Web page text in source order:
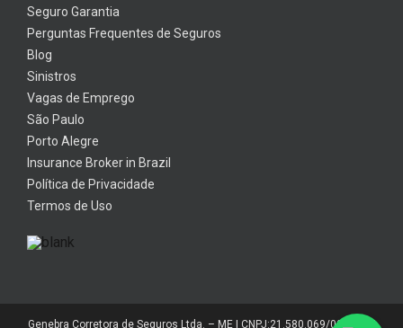
Seguro Garantia
Perguntas Frequentes de Seguros
Blog
Sinistros
Vagas de Emprego
São Paulo
Porto Alegre
Insurance Broker in Brazil
Política de Privacidade
Termos de Uso
Genebra Corretora de Seguros Ltda. – ME | CNPJ:21.580.069/0001-01 |